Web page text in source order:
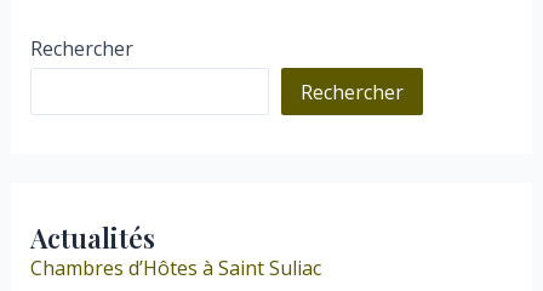
Rechercher
Rechercher
Actualités
Chambres d’Hôtes à Saint Suliac